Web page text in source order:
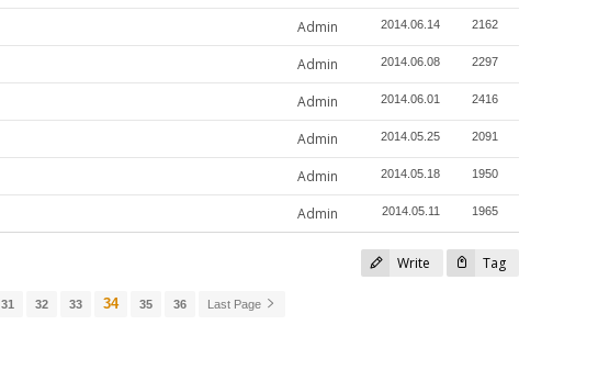
Admin 2014.06.14 2162
Admin 2014.06.08 2297
Admin 2014.06.01 2416
Admin 2014.05.25 2091
Admin 2014.05.18 1950
Admin 2014.05.11 1965
Write Tag
31 32 33 34 35 36 Last Page